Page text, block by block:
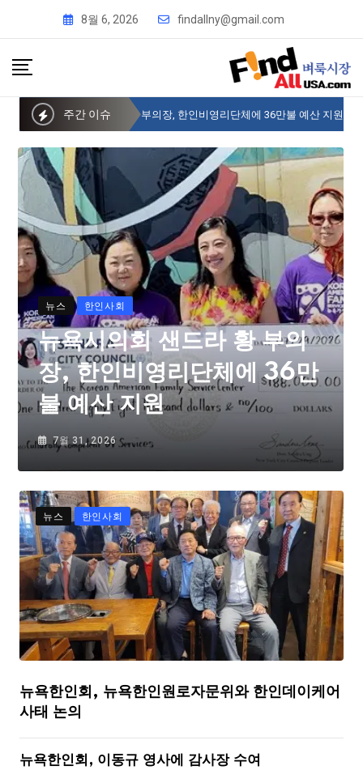
8월 6, 2026 findallny@gmail.com
주간 이슈
뉴욕시의회 샌드라 황 부의장, 한인비영리단체에 36만불 예산 지원
뉴스 한인사회
뉴욕시의회 샌드라 황 부의
장, 한인비영리단체에 36만
불 예산 지원
7월 31, 2026
뉴스 한인사회
뉴욕한인회, 뉴욕한인원로자문위와 한인데이케어
사태 논의
뉴욕한인회, 이동규 영사에 감사장 수여